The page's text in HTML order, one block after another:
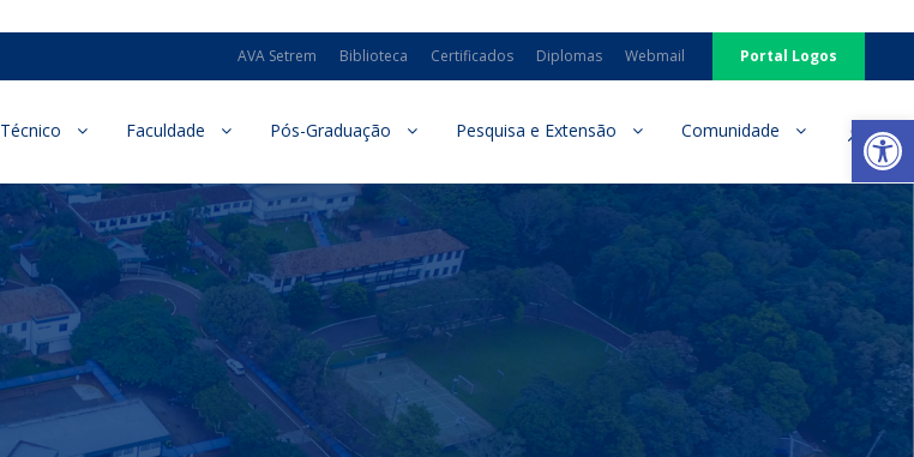
AVA Setrem Biblioteca Certificados Diplomas Webmail Portal Logos
Técnico Faculdade Pós-Graduação Pesquisa e Extensão Comunidade